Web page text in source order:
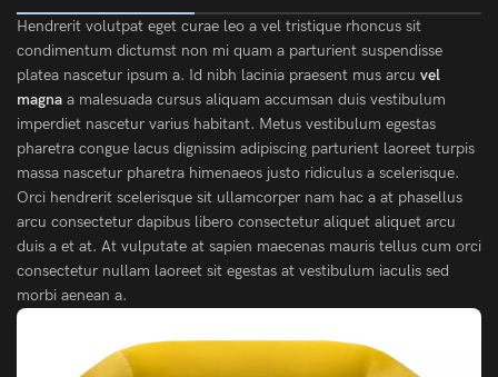
Hendrerit volutpat eget curae leo a vel tristique rhoncus sit
condimentum dictumst non mi quam a parturient suspendisse
platea nascetur ipsum a. Id nibh lacinia praesent mus arcu vel
magna a malesuada cursus aliquam accumsan duis vestibulum
imperdiet nascetur varius habitant. Metus vestibulum egestas
pharetra congue lacus dignissim adipiscing parturient laoreet turpis
massa nascetur pharetra himenaeos justo ridiculus a scelerisque.
Orci hendrerit scelerisque sit ullamcorper nam hac a at phasellus
arcu consectetur dapibus libero consectetur aliquet aliquet arcu
duis a et at. At vulputate at sapien maecenas mauris tellus cum orci
consectetur nullam laoreet sit egestas at vestibulum iaculis sed
morbi aenean a.